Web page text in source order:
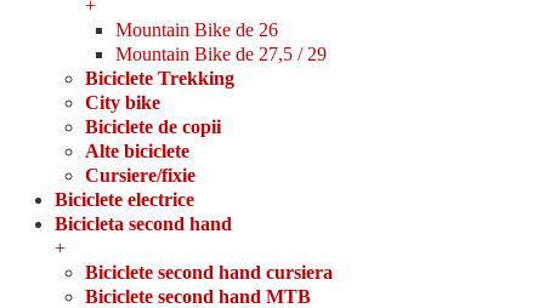
Antifurt
Accesorii
Service / Intretinere
Echipamente
Alte
Lichidare stoc
Produse Second Hand
Anvelope pentru carucior si trotineta
Anvelopa pt carucior handicap
Anvelopa moto
Anvelope vehicule industriale
+
Mountain Bike de 26
Mountain Bike de 27,5 / 29
Biciclete Trekking
City bike
Biciclete de copii
Alte biciclete
Cursiere/fixie
Biciclete electrice
Bicicleta second hand
+
Biciclete second hand cursiera
Biciclete second hand MTB